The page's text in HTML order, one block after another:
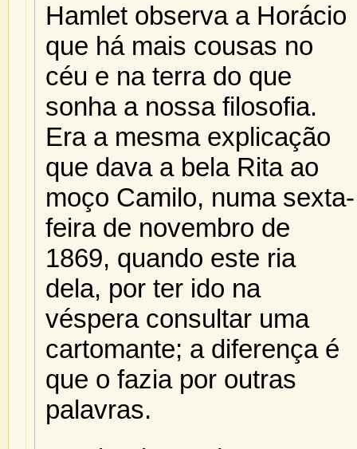
Hamlet observa a Horácio
que há mais cousas no
céu e na terra do que
sonha a nossa filosofia.
Era a mesma explicação
que dava a bela Rita ao
moço Camilo, numa sexta-
feira de novembro de
1869, quando este ria
dela, por ter ido na
véspera consultar uma
cartomante; a diferença é
que o fazia por outras
palavras.